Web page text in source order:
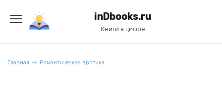
содержанию
inDbooks.ru
Книги в цифре
Главная Романтическая эротика